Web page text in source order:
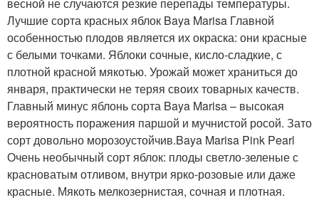
Лучшие сорта красных яблок Baya Marisa Главной
особенностью плодов является их окраска: они красные
с белыми точками. Яблоки сочные, кисло-сладкие, с
плотной красной мякотью. Урожай может храниться до
января, практически не теряя своих товарных качеств.
Главный минус яблонь сорта Baya Marisa – высокая
вероятность поражения паршой и мучнистой росой. Зато
сорт довольно морозоустойчив.Baya Marisa Pink Pearl
Очень необычный сорт яблок: плоды светло-зеленые с
красноватым отливом, внутри ярко-розовые или даже
красные. Мякоть мелкозернистая, сочная и плотная.